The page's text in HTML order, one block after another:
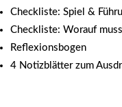
Checkliste: Spiel &
Checkliste: Worauf
Reflexionsbogen
4 Notizblätter zum